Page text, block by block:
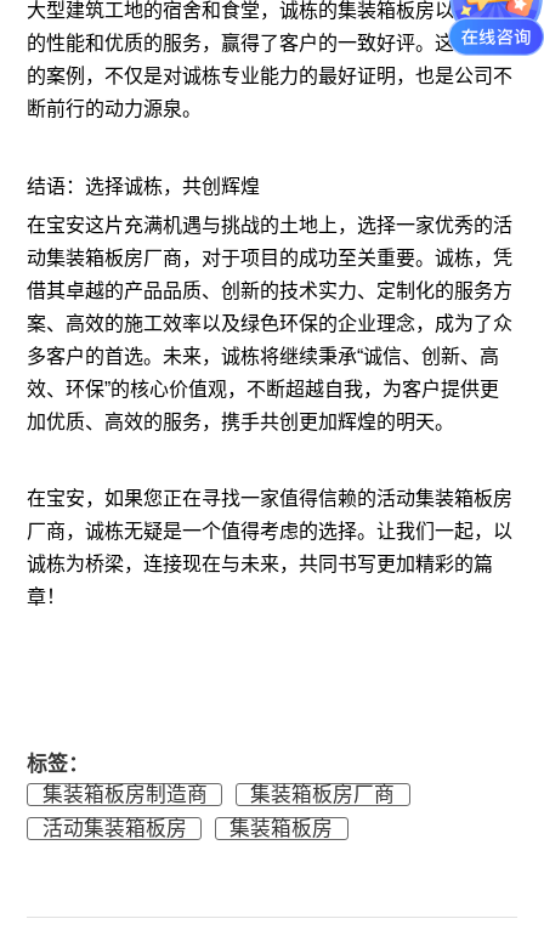
大型建筑工地的宿舍和食堂，诚栋的集装箱板房以其卓越
的性能和优质的服务，赢得了客户的一致好评。这些成功
的案例，不仅是对诚栋专业能力的最好证明，也是公司不
断前行的动力源泉。
结语：选择诚栋，共创辉煌
在宝安这片充满机遇与挑战的土地上，选择一家优秀的活
动集装箱板房厂商，对于项目的成功至关重要。诚栋，凭
借其卓越的产品品质、创新的技术实力、定制化的服务方
案、高效的施工效率以及绿色环保的企业理念，成为了众
多客户的首选。未来，诚栋将继续秉承“诚信、创新、高
效、环保”的核心价值观，不断超越自我，为客户提供更
加优质、高效的服务，携手共创更加辉煌的明天。
在宝安，如果您正在寻找一家值得信赖的活动集装箱板房
厂商，诚栋无疑是一个值得考虑的选择。让我们一起，以
诚栋为桥梁，连接现在与未来，共同书写更加精彩的篇
章！
标签：
集装箱板房制造商
集装箱板房厂商
活动集装箱板房
集装箱板房